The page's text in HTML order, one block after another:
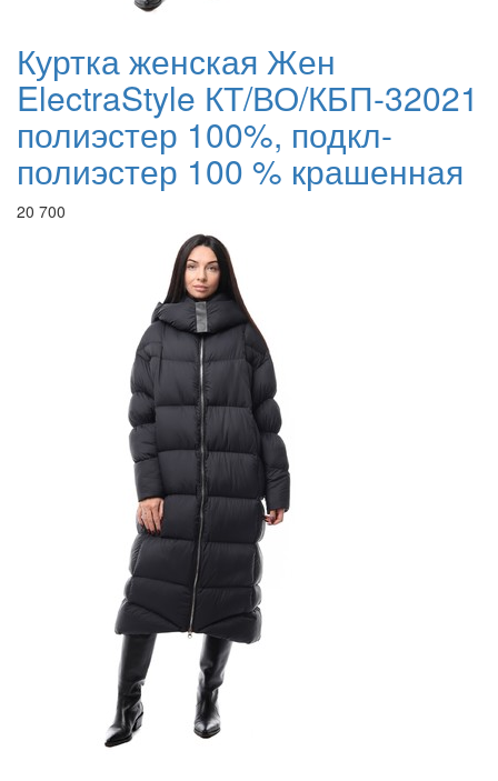
Куртка женская Жен
ElectraStyle КТ/ВО/КБП-32021
полиэстер 100%, подкл-
полиэстер 100 % крашенная
20 700